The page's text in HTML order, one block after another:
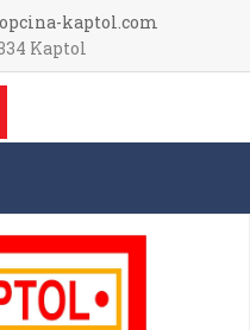
kaptol.com
Kaptol